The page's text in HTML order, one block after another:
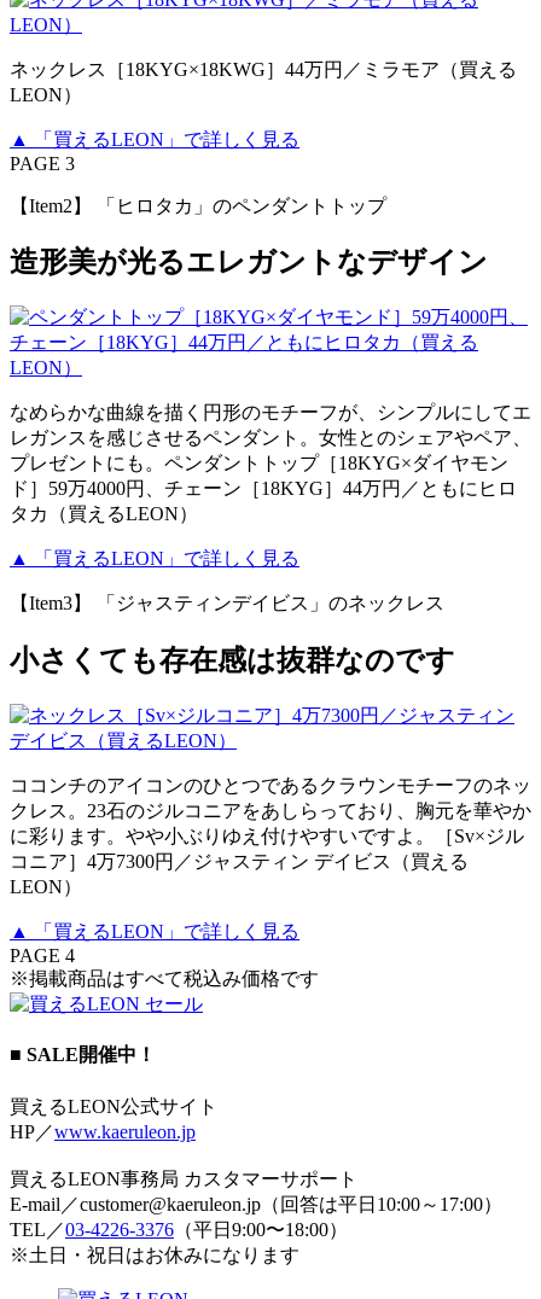
ネックレス［18KYG×18KWG］44万円／ミラモア（買える
LEON）
▲ 「買えるLEON」で詳しく見る
PAGE 3
【Item2】 「ヒロタカ」のペンダントトップ
造形美が光るエレガントなデザイン
なめらかな曲線を描く円形のモチーフが、シンプルにしてエ
レガンスを感じさせるペンダント。女性とのシェアやペア、
プレゼントにも。ペンダントトップ［18KYG×ダイヤモン
ド］59万4000円、チェーン［18KYG］44万円／ともにヒロ
タカ（買えるLEON）
▲ 「買えるLEON」で詳しく見る
【Item3】 「ジャスティンデイビス」のネックレス
小さくても存在感は抜群なのです
ココンチのアイコンのひとつであるクラウンモチーフのネッ
クレス。23石のジルコニアをあしらっており、胸元を華やか
に彩ります。やや小ぶりゆえ付けやすいですよ。［Sv×ジル
コニア］4万7300円／ジャスティン デイビス（買える
LEON）
▲ 「買えるLEON」で詳しく見る
PAGE 4
※掲載商品はすべて税込み価格です
■ SALE開催中！
買えるLEON公式サイト
HP／www.kaeruleon.jp
買えるLEON事務局 カスタマーサポート
E-mail／customer@kaeruleon.jp（回答は平日10:00～17:00）
TEL／03-4226-3376 （平日9:00〜18:00）
※土日・祝日はお休みになります